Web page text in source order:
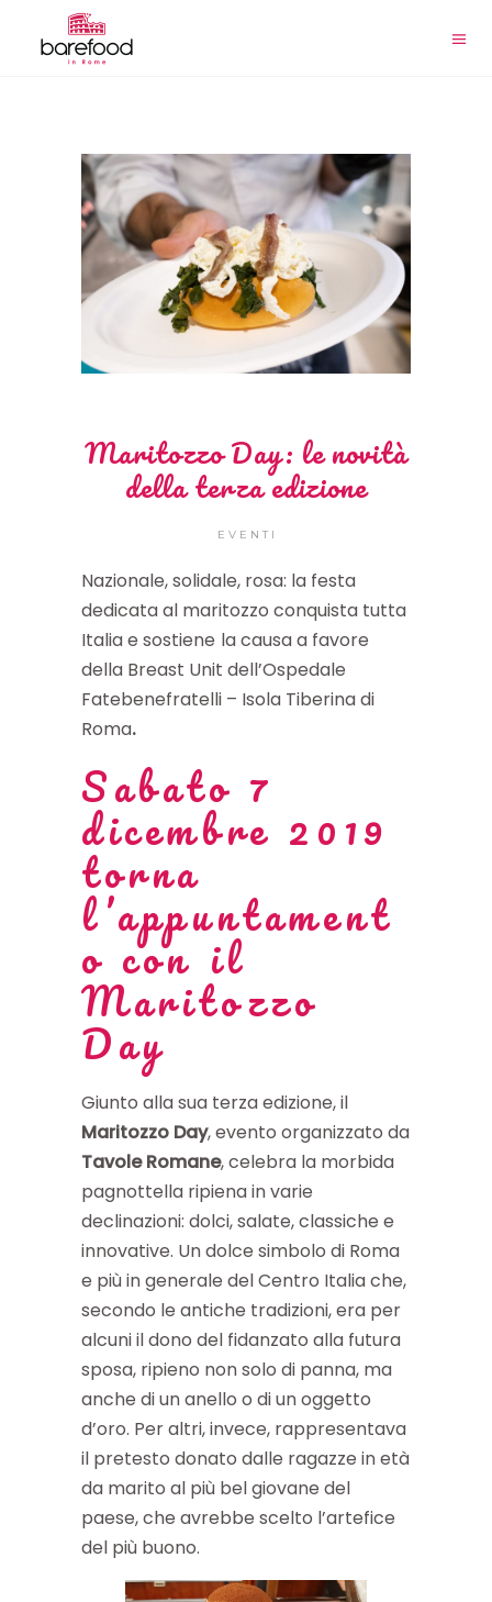
Maritozzo Day: le novità
della terza edizione
EVENTI
Nazionale, solidale, rosa: la festa
dedicata al maritozzo conquista tutta
Italia e sostiene la causa a favore
della Breast Unit dell’Ospedale
Fatebenefratelli – Isola Tiberina di
Roma.
Sabato 7
dicembre 2019
torna
l’appuntament
o con il
Maritozzo
Day
Giunto alla sua terza edizione, il
Maritozzo Day, evento organizzato da
Tavole Romane, celebra la morbida
pagnottella ripiena in varie
declinazioni: dolci, salate, classiche e
innovative. Un dolce simbolo di Roma
e più in generale del Centro Italia che,
secondo le antiche tradizioni, era per
alcuni il dono del fidanzato alla futura
sposa, ripieno non solo di panna, ma
anche di un anello o di un oggetto
d’oro. Per altri, invece, rappresentava
il pretesto donato dalle ragazze in età
da marito al più bel giovane del
paese, che avrebbe scelto l’artefice
del più buono.